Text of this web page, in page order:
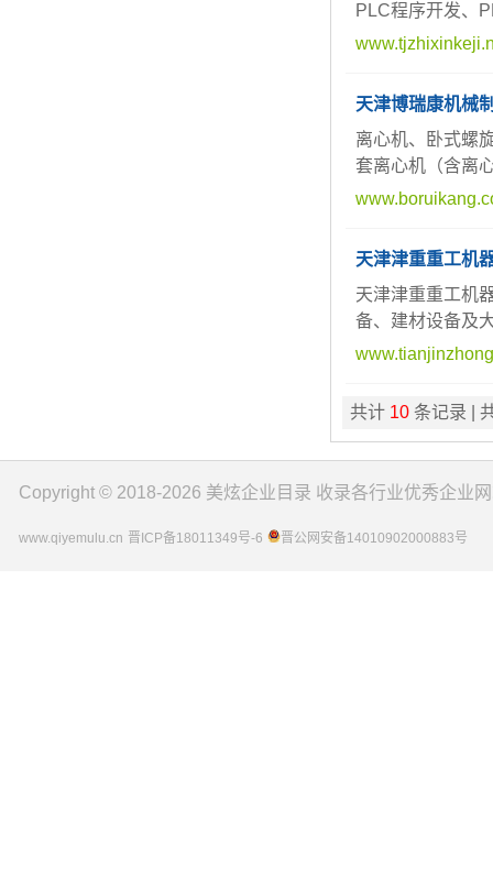
PLC程序开发、
天津博瑞康机械
离心机、卧式螺
套离心机（含离
天津津重重工机
天津津重重工机
备、建材设备及
共计 10条记录 |
Copyright © 2018-2026 美炫企业目录 收录各行业优秀企业
www.qiyemulu.cn 晋ICP备18011349号-6 晋公网安备14010902000883号